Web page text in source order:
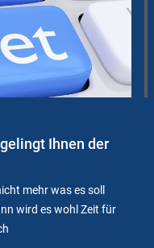
Ihnen der
mehr was es soll
wird es wohl Zeit für